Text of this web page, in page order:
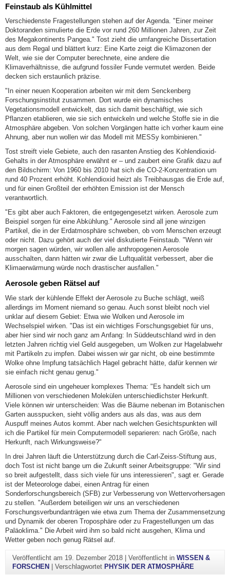
Feinstaub als Kühlmittel
Verschiedenste Fragestellungen stehen auf der Agenda. "Einer meiner
Doktoranden simulierte die Erde vor rund 260 Millionen Jahren, zur Zeit
des Megakontinents Pangea." Tost zieht die umfangreiche Dissertation
aus dem Regal und blättert kurz: Eine Karte zeigt die Klimazonen der
Welt, wie sie der Computer berechnete, eine andere die
Klimaverhältnisse, die aufgrund fossiler Funde vermutet werden. Beide
decken sich erstaunlich präzise.
"In einer neuen Kooperation arbeiten wir mit dem Senckenberg
Forschungsinstitut zusammen. Dort wurde ein dynamisches
Vegetationsmodell entwickelt, das sich damit beschäftigt, wie sich
Pflanzen etablieren, wie sie sich entwickeln und welche Stoffe sie in die
Atmosphäre abgeben. Von solchen Vorgängen hatte ich vorher kaum eine
Ahnung, aber nun wollen wir das Modell mit MESSy kombinieren."
Tost streift viele Gebiete, auch den rasanten Anstieg des Kohlendioxid-
Gehalts in der Atmosphäre erwähnt er – und zaubert eine Grafik dazu auf
den Bildschirm: Von 1960 bis 2010 hat sich die CO-2-Konzentration um
rund 40 Prozent erhöht. Kohlendioxid heizt als Treibhausgas die Erde auf,
und für einen Großteil der erhöhten Emission ist der Mensch
verantwortlich.
"Es gibt aber auch Faktoren, die entgegengesetzt wirken. Aerosole zum
Beispiel sorgen für eine Abkühlung." Aerosole sind all jene winzigen
Partikel, die in der Erdatmosphäre schweben, ob vom Menschen erzeugt
oder nicht. Dazu gehört auch der viel diskutierte Feinstaub. "Wenn wir
morgen sagen würden, wir wollen alle anthropogenen Aerosole
ausschalten, dann hätten wir zwar die Luftqualität verbessert, aber die
Klimaerwärmung würde noch drastischer ausfallen."
Aerosole geben Rätsel auf
Wie stark der kühlende Effekt der Aerosole zu Buche schlägt, weiß
allerdings im Moment niemand so genau. Auch sonst bleibt noch viel
unklar auf diesem Gebiet: Etwa wie Wolken und Aerosole im
Wechselspiel wirken. "Das ist ein wichtiges Forschungsgebiet für uns,
aber hier sind wir noch ganz am Anfang: In Süddeutschland wird in den
letzten Jahren richtig viel Geld ausgegeben, um Wolken zur Hagelabwehr
mit Partikeln zu impfen. Dabei wissen wir gar nicht, ob eine bestimmte
Wolke ohne Impfung tatsächlich Hagel gebracht hätte, dafür kennen wir
sie einfach nicht genau genug."
Aerosole sind ein ungeheuer komplexes Thema: "Es handelt sich um
Millionen von verschiedenen Molekülen unterschiedlichster Herkunft.
Viele können wir unterscheiden: Was die Bäume nebenan im Botanischen
Garten ausspucken, sieht völlig anders aus als das, was aus dem
Auspuff meines Autos kommt. Aber nach welchen Gesichtspunkten will
ich die Partikel für mein Computermodell separieren: nach Größe, nach
Herkunft, nach Wirkungsweise?"
In drei Jahren läuft die Unterstützung durch die Carl-Zeiss-Stiftung aus,
doch Tost ist nicht bange um die Zukunft seiner Arbeitsgruppe: "Wir sind
so breit aufgestellt, dass sich viele für uns interessieren", sagt er. Gerade
ist der Meteorologe dabei, einen Antrag für einen
Sonderforschungsbereich (SFB) zur Verbesserung von Wettervorhersagen
zu stellen. "Außerdem beteiligen wir uns an verschiedenen
Forschungsverbundanträgen wie etwa zum Thema der Zusammensetzung
und Dynamik der oberen Troposphäre oder zu Fragestellungen um das
Paläoklima." Die Arbeit wird ihm so bald nicht ausgehen, Klima und
Wetter geben noch genug Rätsel auf.
Veröffentlicht am 19. Dezember 2018| Veröffentlicht in WISSEN &
FORSCHEN
Verschlagwortet PHYSIK DER ATMOSPHÄRE